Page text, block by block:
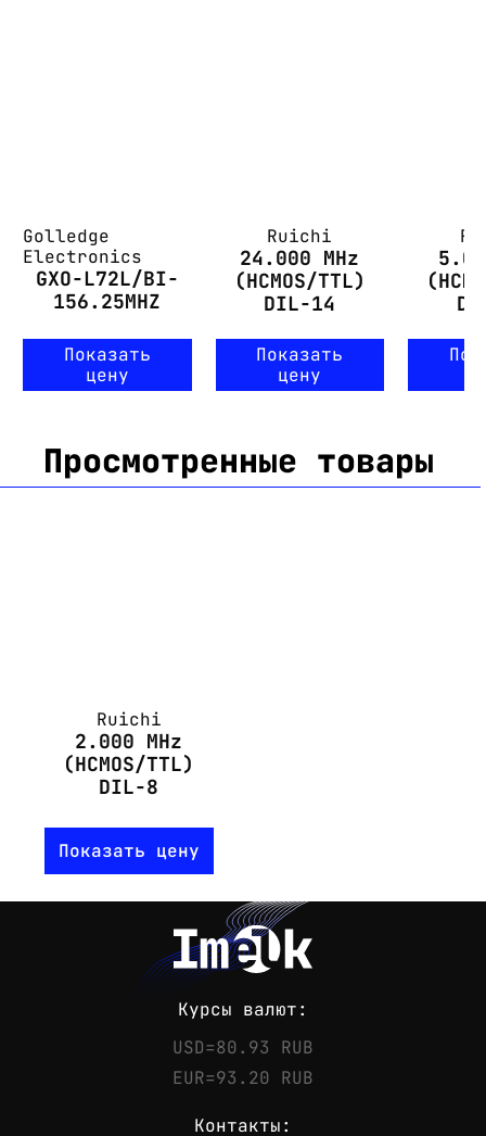
Golledge
Electronics
GXO-L72L/BI-
156.25MHZ
Показать
цену
Ruichi
24.000 MHz
(HCMOS/TTL)
DIL-14
Показать
цену
Просмотренные товары
Ruichi
2.000 MHz
(HCMOS/TTL)
DIL-8
Показать цену
Курсы валют:
USD=80.93 RUB
EUR=93.20 RUB
Контакты: